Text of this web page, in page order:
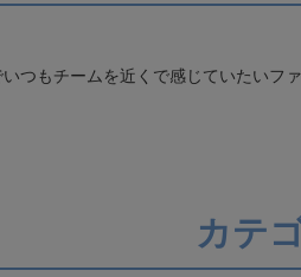
つもチームを近くで感じていたいフ
カテ